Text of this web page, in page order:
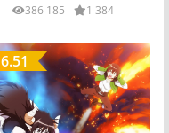
386 185 1 384
6.51